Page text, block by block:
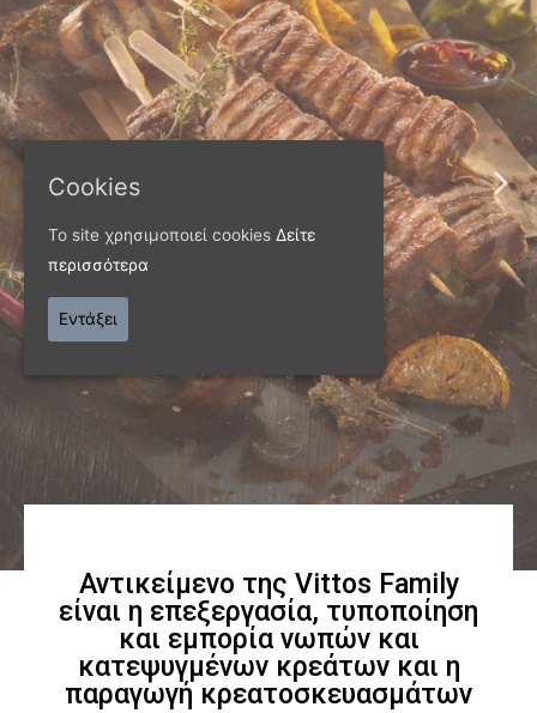
ΠΑΝΩ ΑΠΟ 40 ΧΡΟΝΙΑ
Παράγουμε προϊόντα
εξαιρετικής
Γνωρίστε μας
Αντικείμενο της Vittos Family
είναι η επεξεργασία, τυποποίηση
και εμπορία νωπών και
κατεψυγμένων κρεάτων και η
παραγωγή κρεατοσκευασμάτων
Cookies
Το site χρησιμοποιεί cookies Δείτε
περισσότερα
Εντάξει